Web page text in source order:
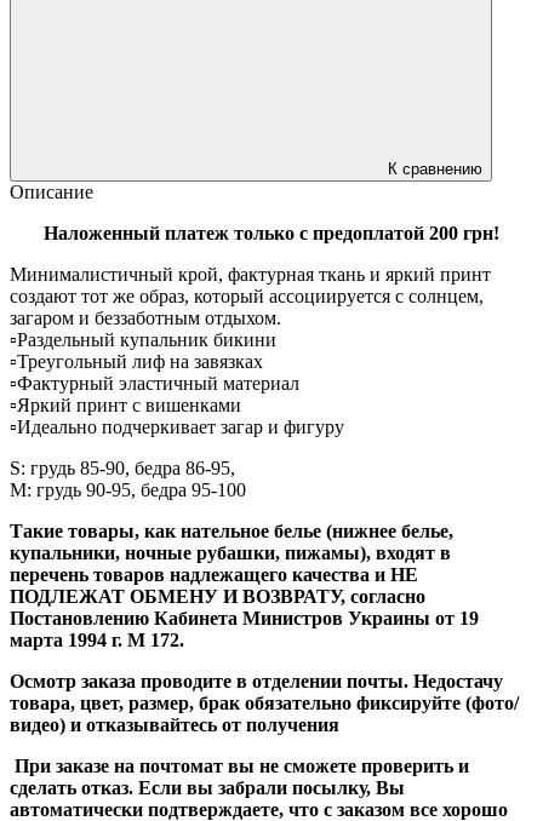
К сравнению
Описание
Наложенный платеж только с предоплатой 200 грн!
Минималистичный крой, фактурная ткань и яркий принт
создают тот же образ, который ассоциируется с солнцем,
загаром и беззаботным отдыхом.
▫️Раздельный купальник бикини
▫️Треугольный лиф на завязках
▫️Фактурный эластичный материал
▫️Яркий принт с вишенками
▫️Идеально подчеркивает загар и фигуру
S: грудь 85-90, бедра 86-95,
М: грудь 90-95, бедра 95-100
Такие товары, как нательное белье (нижнее белье,
купальники, ночные рубашки, пижамы), входят в
перечень товаров надлежащего качества и НЕ
ПОДЛЕЖАТ ОБМЕНУ И ВОЗВРАТУ, согласно
Постановлению Кабинета Министров Украины от 19
марта 1994 г. М 172.
Осмотр заказа проводите в отделении почты. Недостачу
товара, цвет, размер, брак обязательно фиксируйте (фото/
видео) и отказывайтесь от получения
При заказе на почтомат вы не сможете проверить и
сделать отказ. Если вы забрали посылку, Вы
автоматически подтверждаете, что с заказом все хорошо